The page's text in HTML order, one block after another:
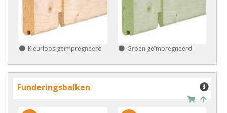
Kleurloos geïmpregneerd Groen geïmpregneerd
Funderingsbalken